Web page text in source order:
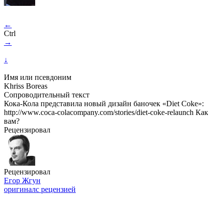
←
Ctrl
→
↓
Имя или псевдоним
Khriss Boreas
Сопроводительный текст
Кока-Кола представила новый дизайн баночек «Diet Coke»:
http://www.coca-colacompany.com/stories/diet-coke-relaunch Как
вам?
Рецензировал
Рецензировал
Егор Жгун
оригиналс рецензией